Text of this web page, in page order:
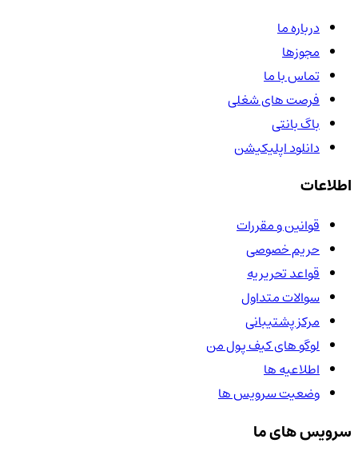
درباره ما
مجوزها
تماس با ما
فرصت های شغلی
باگ بانتی
دانلود اپلیکیشن
اطلاعات
قوانین و مقررات
حریم خصوصی
قواعد تحریریه
سوالات متداول
مرکز پشتیبانی
لوگو های کیف پول من
اطلاعیه ها
وضعیت سرویس ها
سرویس های ما